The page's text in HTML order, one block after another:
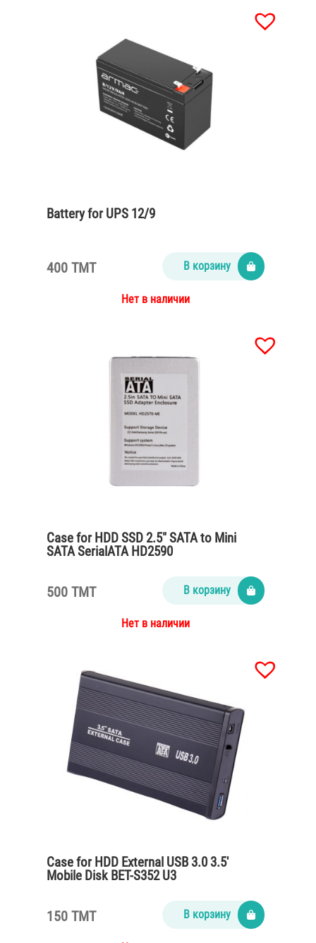
Battery for UPS 12/9
400 TMT В корзину
Нет в наличии
Case for HDD SSD 2.5″ SATA to Mini
SATA SerialATA HD2590
500 TMT В корзину
Нет в наличии
Case for HDD External USB 3.0 3.5′
Mobile Disk BET-S352 U3
150 TMT В корзину